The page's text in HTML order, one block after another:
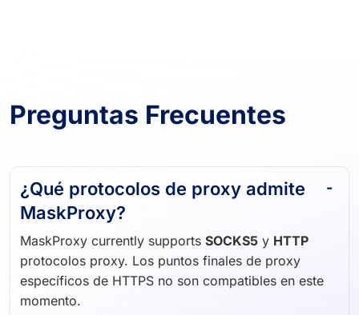
Preguntas Frecuentes
¿Qué protocolos de proxy admite
MaskProxy?
MaskProxy currently supports SOCKS5 y HTTP
protocolos proxy. Los puntos finales de proxy
específicos de HTTPS no son compatibles en este
momento.